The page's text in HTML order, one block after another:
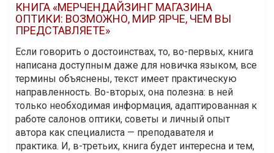
КНИГА «МЕРЧЕНДАЙЗИНГ МАГАЗИНА
ОПТИКИ: ВОЗМОЖНО, МИР ЯРЧЕ, ЧЕМ ВЫ
ПРЕДСТАВЛЯЕТЕ»
Если говорить о достоинствах, то, во-первых, книга
написана доступным даже для новичка языком, все
термины объяснены, текст имеет практическую
направленность. Во-вторых, она полезна: в ней
только необходимая информация, адаптированная к
работе салонов оптики, советы и личный опыт
автора как специалиста — преподавателя и
практика. И, в-третьих, книга будет интересна и тем,